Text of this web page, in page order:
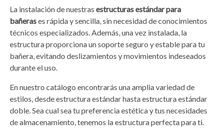
La instalación de nuestras estructuras estándar para
bañerases rápida y sencilla, sin necesidad de conocimientos
técnicos especializados. Además, una vez instalada, la
estructura proporciona un soporte seguro y estable para tu
bañera, evitando deslizamientos y movimientos indeseados
durante el uso.
En nuestro catálogo encontrarás una amplia variedad de
estilos, desde estructura estándar hasta estructura estándar
doble. Sea cual sea tu preferencia estética y tus necesidades
de almacenamiento, tenemos la estructura perfecta para ti.